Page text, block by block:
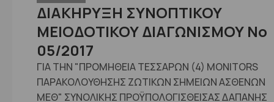
ΔΙΑΚΗΡΥΞΗ ΣΥΝΟΠΤΙΚΟΥ
ΜΕΙΟΔΟΤΙΚΟΥ ΔΙΑΓΩΝΙΣΜΟΥ Νο
05/2017
ΓΙΑ ΤΗΝ "ΠΡΟΜΗΘΕΙΑ ΤΕΣΣΑΡΩΝ (4) MONITORS
ΠΑΡΑΚΟΛΟΥΘΗΣΗΣ ΖΩΤΙΚΩΝ ΣΗΜΕΙΩΝ ΑΣΘΕΝΩΝ
ΜΕΘ" ΣΥΝΟΛΙΚΗΣ ΠΡΟΫΠΟΛΟΓΙΣΘΕΙΣΑΣ ΔΑΠΑΝΗΣ